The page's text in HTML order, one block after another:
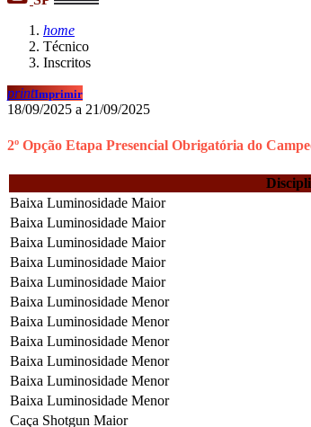
home
Técnico
Inscritos
printImprimir
18/09/2025 a 21/09/2025
2º Opção Etapa Presencial Obrigatória do
Baixa Luminosidade Maior
Baixa Luminosidade Maior
Baixa Luminosidade Maior
Baixa Luminosidade Maior
Baixa Luminosidade Maior
Baixa Luminosidade Menor
Baixa Luminosidade Menor
Baixa Luminosidade Menor
Baixa Luminosidade Menor
Baixa Luminosidade Menor
Baixa Luminosidade Menor
Caça Shotgun Maior